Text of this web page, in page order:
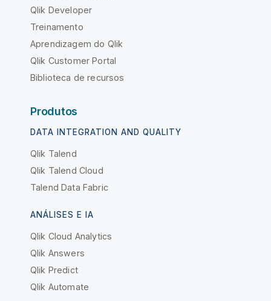
Qlik Developer
Treinamento
Aprendizagem do Qlik
Qlik Customer Portal
Biblioteca de recursos
Produtos
DATA INTEGRATION AND QUALITY
Qlik Talend
Qlik Talend Cloud
Talend Data Fabric
ANÁLISES E IA
Qlik Cloud Analytics
Qlik Answers
Qlik Predict
Qlik Automate